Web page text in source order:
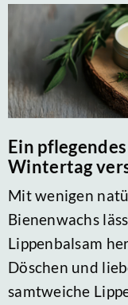
Ein
Wintertag
Mit wenigen
Bienenwachs
Lippenbalsam
Döschen und
samtweiche